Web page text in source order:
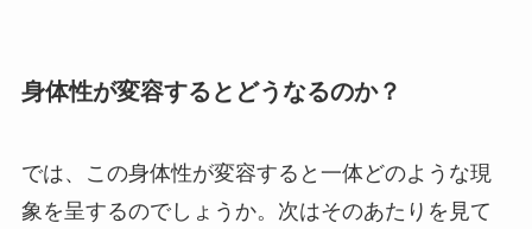
身体性が変容するとどうなるのか？
では、この身体性が変容すると一体どのような現
象を呈するのでしょうか。次はそのあたりを見て